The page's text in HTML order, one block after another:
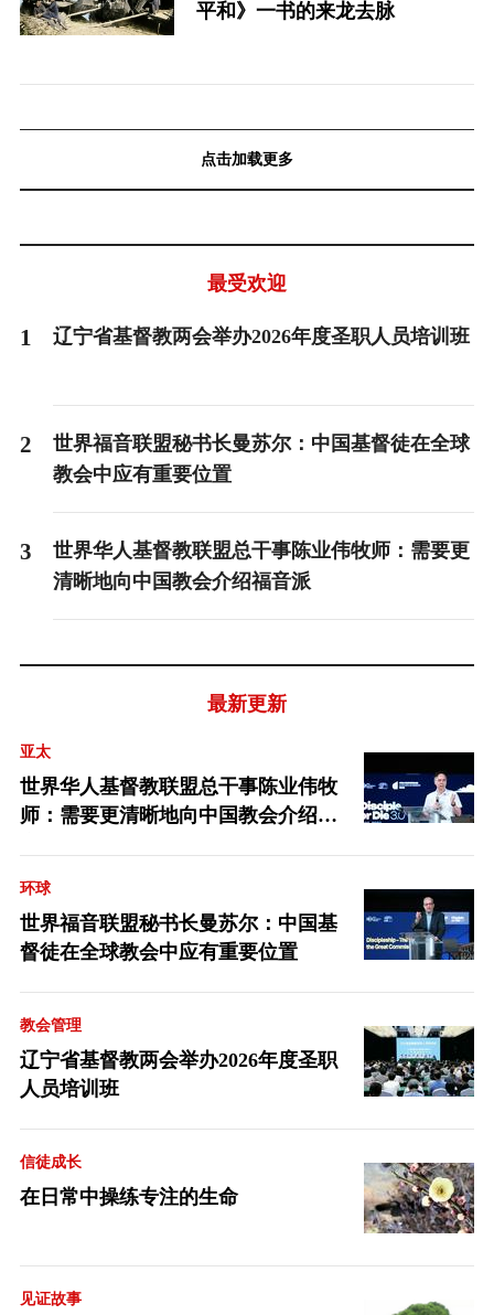
平和》一书的来龙去脉
点击加载更多
最受欢迎
1 辽宁省基督教两会举办2026年度圣职人员培训班
2
世界福音联盟秘书长曼苏尔：中国基督徒在全球
教会中应有重要位置
3
世界华人基督教联盟总干事陈业伟牧师：需要更
清晰地向中国教会介绍福音派
最新更新
亚太
世界华人基督教联盟总干事陈业伟牧
师：需要更清晰地向中国教会介绍福
环球
世界福音联盟秘书长曼苏尔：中国基
督徒在全球教会中应有重要位置
教会管理
辽宁省基督教两会举办2026年度圣职
人员培训班
信徒成长
在日常中操练专注的生命
见证故事